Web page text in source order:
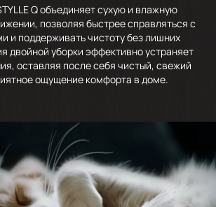
Q объединяет сухую и влажную
позволяя быстрее справляться с
и поддерживать чистоту без лишних
двойной уборки эффективно устраняет
оставляя после себя чистый, свежий
ощущение комфорта в доме.